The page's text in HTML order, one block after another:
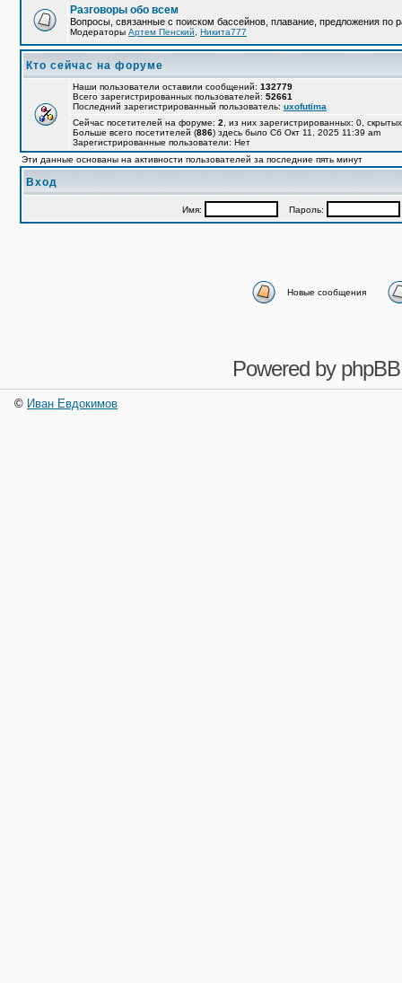
Разговоры обо всем
Вопросы, связанные с поиском бассейнов, плавание, предложения по
Модераторы Артем Пенский Никита777
Кто сейчас на форуме
Наши пользователи оставили сообщений: 132779
Всего зарегистрированных пользователей: 52661
Последний зарегистрированный пользователь: uxofutima
Сейчас посетителей на форуме: 2 , из них зарегистрированных: 0,
Больше всего посетителей (886) здесь было Сб Окт 11, 2025 11:39 am
Зарегистрированные пользователи: Нет
Эти данные основаны на активности пользователей за последние пять минут
Вход
Имя: Пароль:
Новые сообщения
Powered by phpBB
© Иван Евдокимов